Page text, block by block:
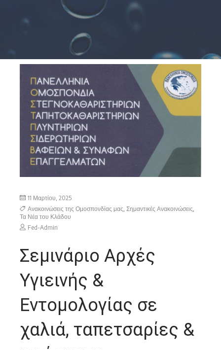
11 Μαρτίου, 2025
Ανακοινώσεις της Ομοσπονδίας μας, Σημαντικές Ανακοινώσεις,
Τα Νέα του Κλάδου
Fed-Admin
Σεμινάριο Αρχές
Υγιεινής &
Εντομολογίας σε
χαλιά, ταπετσαρίες &